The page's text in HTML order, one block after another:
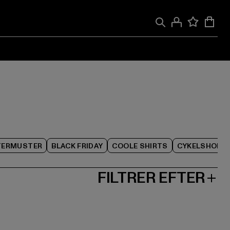
BLACK FRIDAY COOLE SHIRTS
FILTRER EFTER